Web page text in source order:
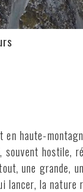
en haute-
souvent hostile,
une grande,
lancer, la nature